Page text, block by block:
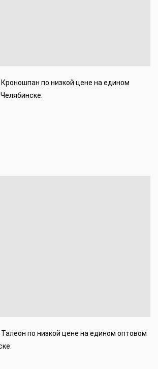
по низкой цене на едином
по низкой цене на едином оптовом